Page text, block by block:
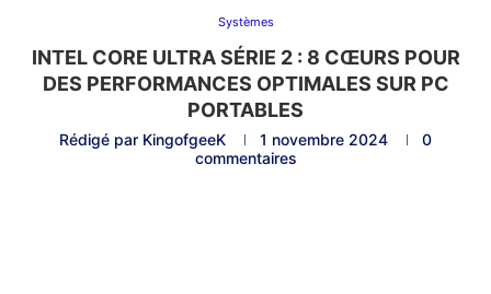
Systèmes
INTEL CORE ULTRA SÉRIE 2 : 8 CŒURS POUR
DES PERFORMANCES OPTIMALES SUR PC
PORTABLES
Rédigé par KingofgeeK 1 novembre 2024
0
commentaires